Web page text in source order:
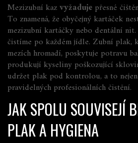
Mezizubní kazvyžaduje přesné
To znamená, že obyčejný kartáček
mezizubní kartáčky nebo dentální
čistíme po každém jídle. Zubní plak,
mezích hromadí, poskytuje potravu
produkují kyseliny poškozující
udržet plak pod kontrolou, a to
pravidelných profesionálních čistění.
JAK SPOLU SOUVISEJÍ
PLAK A HYGIENA